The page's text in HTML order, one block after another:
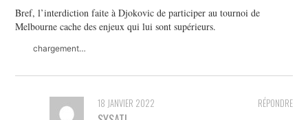
Bref, l’interdiction faite à Djokovic de participer au tournoi de
Melbourne cache des enjeux qui lui sont supérieurs.
chargement…
RÉPONDRE
18 JANVIER 2022